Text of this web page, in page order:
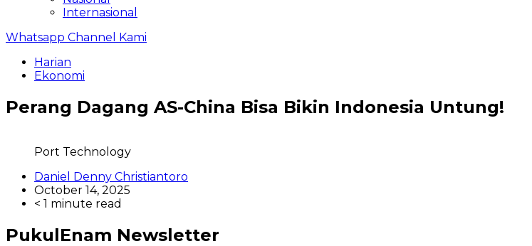
Internasional
Whatsapp Channel Kami
Harian
Ekonomi
Perang Dagang AS-China Bisa Bikin Indonesia Untung!
Port Technology
Daniel Denny Christiantoro
October 14, 2025
< 1 minute read
PukulEnam Newsletter